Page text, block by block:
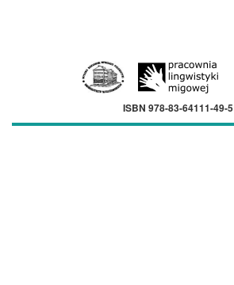
ISBN 978-83-64111-49-5